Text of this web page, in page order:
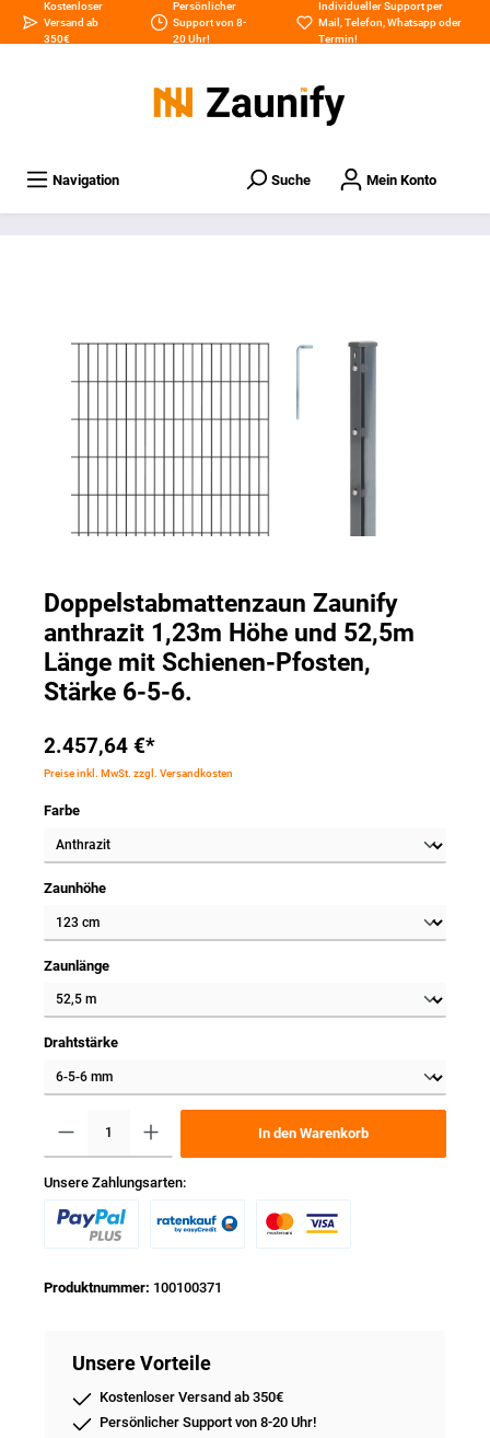
Kostenloser
Versand ab
350€
Persönlicher
Support von 8-
20 Uhr!
Individueller Support per
Mail,Telefon,Whatsappoder
Termin!
Navigation Suche Mein Konto
Doppelstabmattenzaun Zaunify
anthrazit 1,23m Höhe und 52,5m
Länge mit Schienen-Pfosten,
Stärke 6-5-6.
2.457,64 €*
Preise inkl. MwSt. zzgl. Versandkosten
Farbe
Zaunhöhe
Zaunlänge
Drahtstärke
In den Warenkorb
Unsere Zahlungsarten:
Produktnummer: 100100371
Unsere Vorteile
Kostenloser Versand ab 350€
Persönlicher Support von 8-20 Uhr!